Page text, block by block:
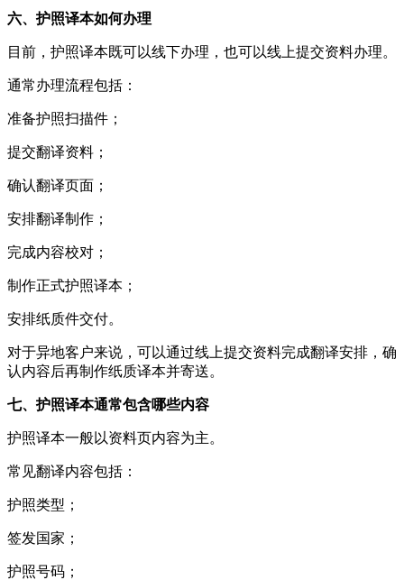
六、护照译本如何办理
目前，护照译本既可以线下办理，也可以线上提交资料办理。
通常办理流程包括：
准备护照扫描件；
提交翻译资料；
确认翻译页面；
安排翻译制作；
完成内容校对；
制作正式护照译本；
安排纸质件交付。
对于异地客户来说，可以通过线上提交资料完成翻译安排，确
认内容后再制作纸质译本并寄送。
七、护照译本通常包含哪些内容
护照译本一般以资料页内容为主。
常见翻译内容包括：
护照类型；
签发国家；
护照号码；